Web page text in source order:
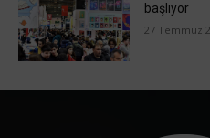
başlıyor
27 Temmuz